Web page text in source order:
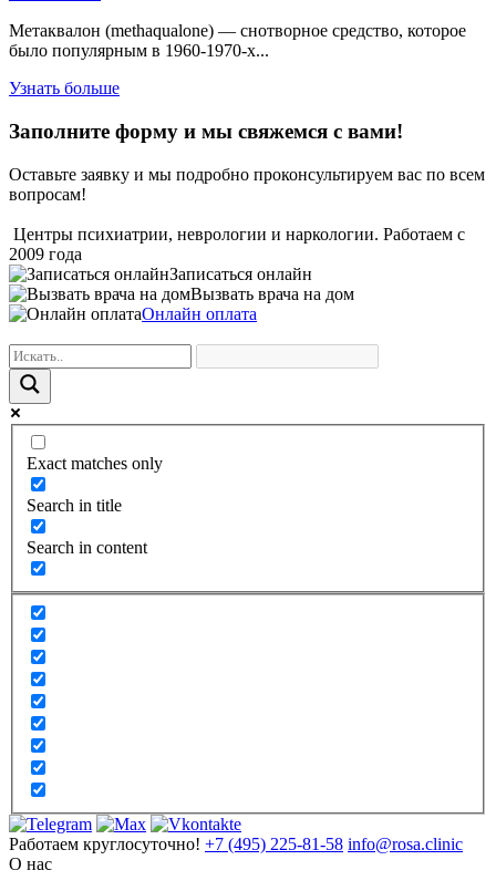
Метаквалон (methaqualone) — снотворное средство, которое
было популярным в 1960-1970-х...
Узнать больше
Заполните форму и мы свяжемся с вами!
Оставьте заявку и мы подробно проконсультируем вас по всем
вопросам!
Центры психиатрии, неврологии и наркологии. Работаем с
2009 года
Записаться онлайн
Вызвать врача на дом
Онлайн оплата
Exact matches only
Search in title
Search in content
Работаем круглосуточно! +7 (495) 225-81-58 info@rosa.clinic
О нас